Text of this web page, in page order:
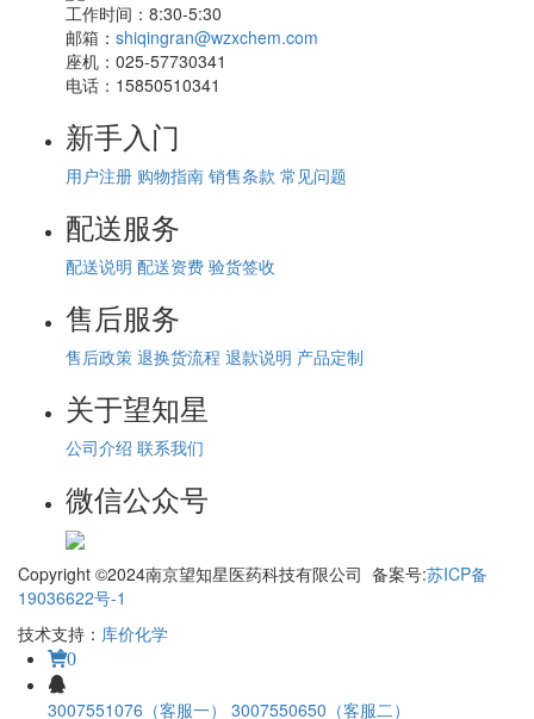
工作时间： 8:30-5:30
邮箱： shiqingran@wzxchem.com
座机： 025-57730341
电话： 15850510341
新手入门
用户注册 购物指南 销售条款 常见问题
配送服务
配送说明 配送资费 验货签收
售后服务
售后政策 退换货流程 退款说明 产品定制
关于望知星
公司介绍 联系我们
微信公众号
Copyright ©2024南京望知星医药科技有限公司 备案号:苏ICP备
19036622号-1
技术支持： 库价化学
0
3007551076（客服一） 3007550650（客服二）